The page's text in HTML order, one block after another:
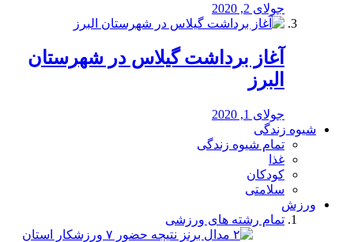
جولای 2, 2020
آغاز برداشت گیلاس در شهرستان
البرز
جولای 1, 2020
شیوه زندگی
تمام شیوه زندگی
غذا
کودکان
سلامتی
ورزش
تمام رشته های ورزشی